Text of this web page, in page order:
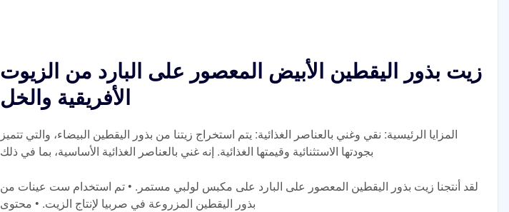
زيت بذور اليقطين الأبيض المعصور على البارد من الزيوت
الأفريقية والخل
المزايا الرئيسية: نقي وغني بالعناصر الغذائية: يتم استخراج زيتنا من بذور اليقطين البيضاء، والتي تتميز
بجودتها الاستثنائية وقيمتها الغذائية. إنه غني بالعناصر الغذائية الأساسية، بما في ذلك
لقد أنتجنا زيت بذور اليقطين المعصور على البارد على مكبس لولبي مستمر. • تم استخدام ست عينات من
بذور اليقطين المزروعة في صربيا لإنتاج الزيت. • محتوى